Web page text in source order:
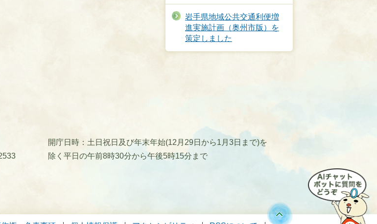
岩手県地域公共交通利便増
進実施計画（奥州市版）を
策定しました
開庁日時：土日祝日及び年末年始(12月29日から1月3日まで)を
除く平日の午前8時30分から午後5時15分まで